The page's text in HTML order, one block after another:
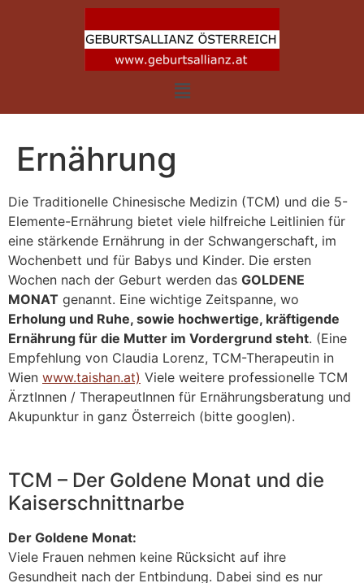
Ernährung
Die Traditionelle Chinesische Medizin (TCM) und die 5-
Elemente-Ernährung bietet viele hilfreiche Leitlinien für
eine stärkende Ernährung in der Schwangerschaft, im
Wochenbett und für Babys und Kinder. Die ersten
Wochen nach der Geburt werden das GOLDENE
MONAT genannt. Eine wichtige Zeitspanne, wo
Erholung und Ruhe, sowie hochwertige, kräftigende
Ernährung für die Mutter im Vordergrund steht. (Eine
Empfehlung von Claudia Lorenz, TCM-Therapeutin in
Wien www.taishan.at) Viele weitere professionelle TCM
ÄrztInnen / TherapeutInnen für Ernährungsberatung und
Akupunktur in ganz Österreich (bitte googlen).
TCM – Der Goldene Monat und die
Kaiserschnittnarbe
Der Goldene Monat:
Viele Frauen nehmen keine Rücksicht auf ihre
Gesundheit nach der Entbindung. Dabei sind es nur